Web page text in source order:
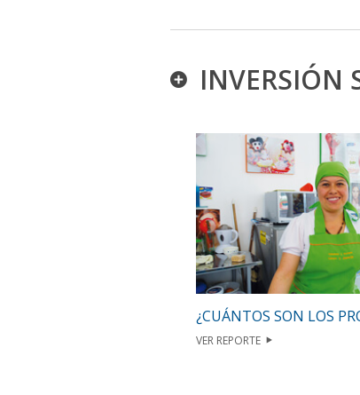
INVERSIÓN
¿CUÁNTOS SON LOS
VER REPORTE